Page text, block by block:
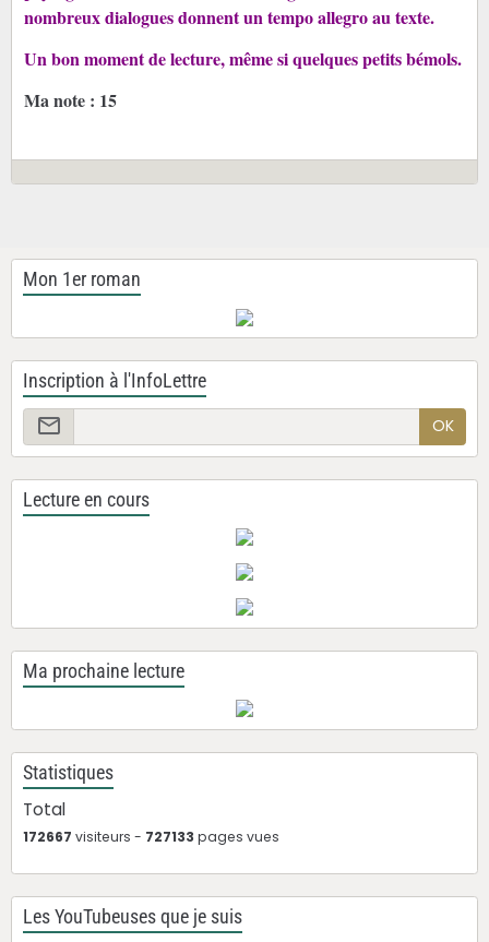
nombreux dialogues donnent un tempo allegroau texte.
Un bon moment de lecture, même si quelques petits bémols.
Ma note : 15
Mon 1er roman
Inscription à l'InfoLettre
OK
Lecture en cours
Ma prochaine lecture
Statistiques
Total
172667 visiteurs - 727133 pages vues
Les YouTubeuses que je suis